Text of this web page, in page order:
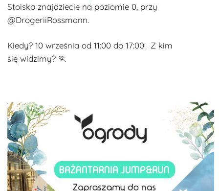
Stoisko znajdziecie na poziomie 0, przy
@DrogeriiRossmann.
Kiedy? 10 września od 11:00 do 17:00! Z kim
się widzimy? 🏃